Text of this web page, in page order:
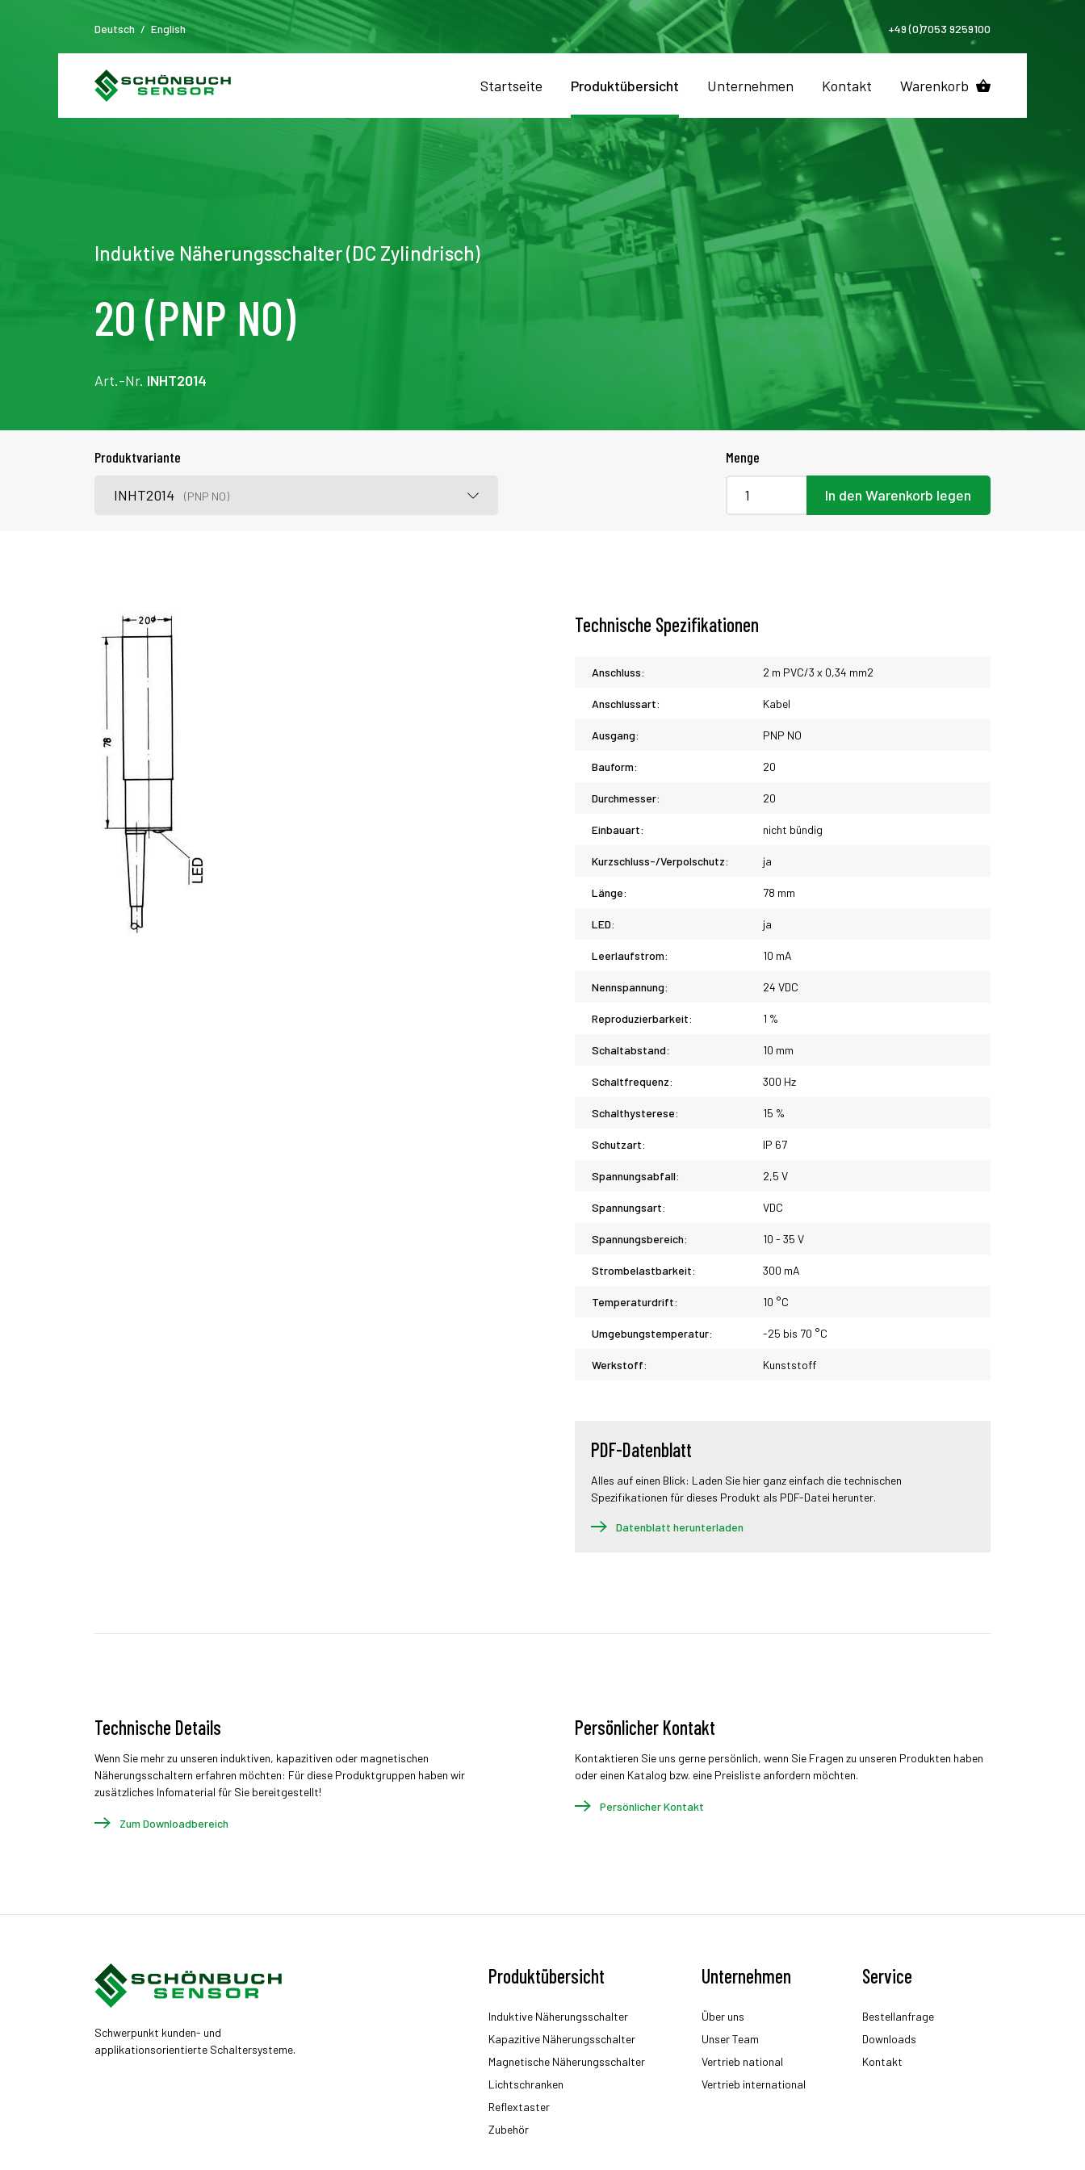
Deutsch / English +49 (0)7053 9259100
Startseite Produktübersicht Unternehmen Kontakt Warenkorb
Induktive Näherungsschalter (DC Zylindrisch)
20 (PNP NO)
Art.-Nr. INHT2014
Produktvariante
INHT2014 (PNP NO)
Menge
In den Warenkorb legen
Technische Spezifikationen
Anschluss: 2 m PVC/3 x 0,34 mm2
Anschlussart: Kabel
Ausgang: PNP NO
Bauform: 20
Durchmesser: 20
Einbauart: nicht bündig
Kurzschluss-/Verpolschutz: ja
Länge: 78 mm
LED: ja
Leerlaufstrom: 10 mA
Nennspannung: 24 VDC
Reproduzierbarkeit: 1 %
Schaltabstand: 10 mm
Schaltfrequenz: 300 Hz
Schalthysterese: 15 %
Schutzart: IP 67
Spannungsabfall: 2,5 V
Spannungsart: VDC
Spannungsbereich: 10 - 35 V
Strombelastbarkeit: 300 mA
Temperaturdrift: 10 °C
Umgebungstemperatur: -25 bis 70 °C
Werkstoff: Kunststoff
PDF-Datenblatt
Alles auf einen Blick: Laden Sie hier ganz einfach die technischen
Spezifikationen für dieses Produkt als PDF-Datei herunter.
Datenblatt herunterladen
Technische Details
Wenn Sie mehr zu unseren induktiven, kapazitiven oder magnetischen
Näherungsschaltern erfahren möchten: Für diese Produktgruppen haben wir
zusätzliches Infomaterial für Sie bereitgestellt!
Zum Downloadbereich
Persönlicher Kontakt
Kontaktieren Sie uns gerne persönlich, wenn Sie Fragen zu unseren Produkten haben
oder einen Katalog bzw. eine Preisliste anfordern möchten.
Persönlicher Kontakt
Schwerpunkt kunden- und
applikationsorientierte Schaltersysteme.
Produktübersicht
Induktive Näherungsschalter
Kapazitive Näherungsschalter
Magnetische Näherungsschalter
Lichtschranken
Reflextaster
Zubehör
Unternehmen
Über uns
Unser Team
Vertrieb national
Vertrieb international
Service
Bestellanfrage
Downloads
Kontakt